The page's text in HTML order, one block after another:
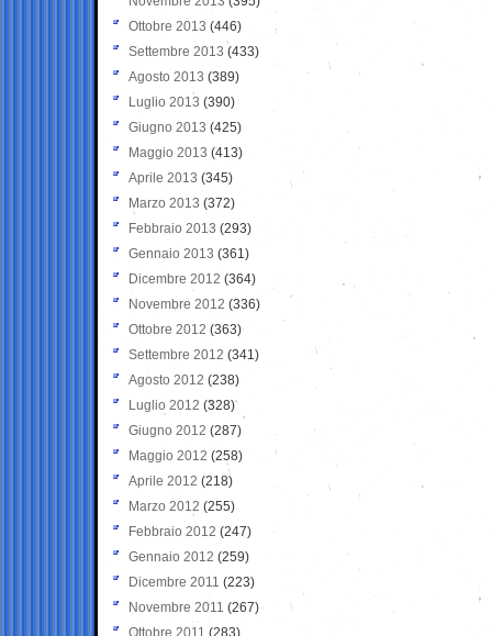
Ottobre 2013 (446)
Settembre 2013 (433)
Agosto 2013 (389)
Luglio 2013 (390)
Giugno 2013 (425)
Maggio 2013 (413)
Aprile 2013 (345)
Marzo 2013 (372)
Febbraio 2013 (293)
Gennaio 2013 (361)
Dicembre 2012 (364)
Novembre 2012 (336)
Ottobre 2012 (363)
Settembre 2012 (341)
Agosto 2012 (238)
Luglio 2012 (328)
Giugno 2012 (287)
Maggio 2012 (258)
Aprile 2012 (218)
Marzo 2012 (255)
Febbraio 2012 (247)
Gennaio 2012 (259)
Dicembre 2011 (223)
Novembre 2011 (267)
Ottobre 2011 (283)